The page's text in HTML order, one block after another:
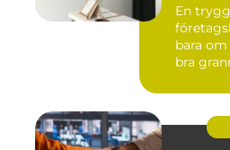
En
bara
bra